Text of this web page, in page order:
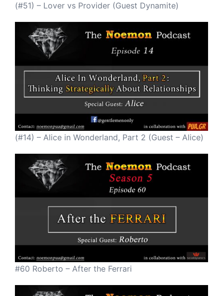
(#51) – Lover vs Provider (Guest Dynamite)
(#14) – Alice in Wonderland, Part 2 (Guest – Alice)
#60 Roberto – After the Ferrari